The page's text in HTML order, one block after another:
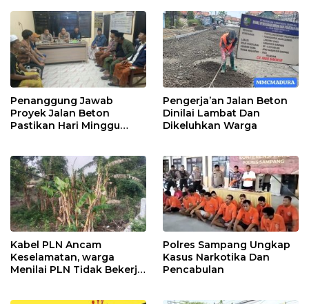
Penanggung Jawab
Proyek Jalan Beton
Pastikan Hari Minggu
Pengerja’an Jalan Beton
Dinilai Lambat Dan
Dikeluhkan Warga
Kabel PLN Ancam
Keselamatan, warga
Menilai PLN Tidak Bekerja
Polres Sampang Ungkap
Kasus Narkotika Dan
Pencabulan